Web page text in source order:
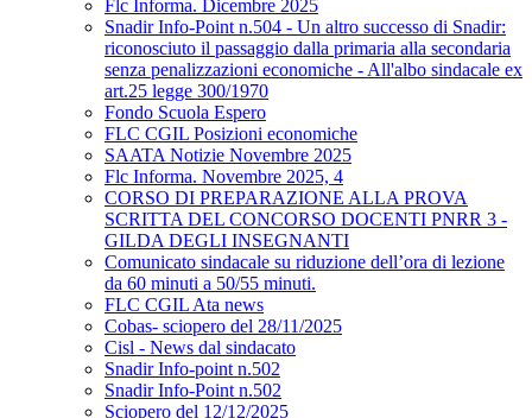
Flc Informa. Dicembre 2025
Snadir Info-Point n.504 - Un altro successo di Snadir:
riconosciuto il passaggio dalla primaria alla secondaria
senza penalizzazioni economiche - All'albo sindacale ex
art.25 legge 300/1970
Fondo Scuola Espero
FLC CGIL Posizioni economiche
SAATA Notizie Novembre 2025
Flc Informa. Novembre 2025, 4
CORSO DI PREPARAZIONE ALLA PROVA
SCRITTA DEL CONCORSO DOCENTI PNRR 3 -
GILDA DEGLI INSEGNANTI
Comunicato sindacale su riduzione dell’ora di lezione
da 60 minuti a 50/55 minuti.
FLC CGIL Ata news
Cobas- sciopero del 28/11/2025
Cisl - News dal sindacato
Snadir Info-point n.502
Snadir Info-Point n.502
Sciopero del 12/12/2025